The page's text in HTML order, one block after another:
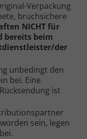
Verpackung
bruchsichere
NICHT für
bereits beim
der
unbedingt den
bei. Eine
ist
sein, legen